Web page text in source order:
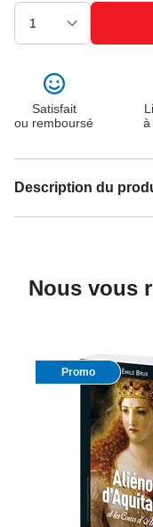
Satisfait
ou remboursé
à
Description du
Nous vous
Promo